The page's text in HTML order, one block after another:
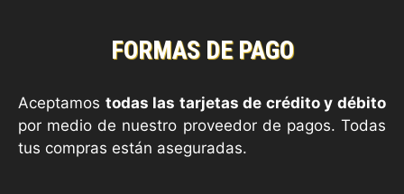
FORMAS DE PAGO
Aceptamos todas las tarjetas de crédito y débito
por medio de nuestro proveedor de pagos. Todas
tus compras están aseguradas.